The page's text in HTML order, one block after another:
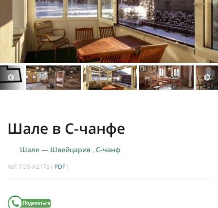
Шале в С-чанфе
Шале — Швейцария , С-чанф
Ref: TGS-A2175 ( PDF )